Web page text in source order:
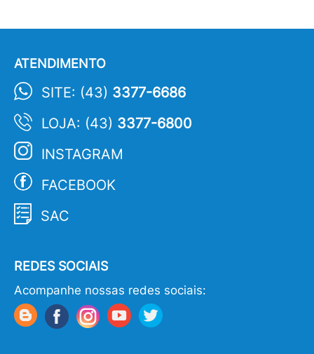
ATENDIMENTO
SITE: (43) 3377-6686
LOJA: (43) 3377-6800
INSTAGRAM
FACEBOOK
SAC
REDES SOCIAIS
Acompanhe nossas redes sociais: